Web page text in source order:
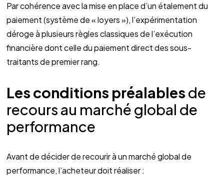
Par cohérence avec la mise en place d’un étalement du
paiement (système de « loyers »), l’expérimentation
déroge à plusieurs règles classiques de l’exécution
financière dont celle du paiement direct des sous-
traitants de premier rang.
Les conditions préalablesde
recours au marché global de
performance
Avant de décider de recourir à un marché global de
performance, l’acheteur doit réaliser :